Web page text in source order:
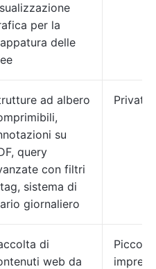
per la
delle
ad albero
su
query
con filtri
sistema di
giornaliero
Privati
di
web da
Piccole
imprese